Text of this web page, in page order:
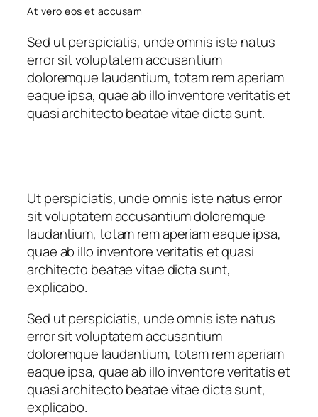
At vero eos et accusam
Sed ut perspiciatis, unde omnis iste natus
error sit voluptatem accusantium
doloremque laudantium, totam rem aperiam
eaque ipsa, quae ab illo inventore veritatis et
quasi architecto beatae vitae dicta sunt.
Ut perspiciatis, unde omnis iste natus error
sit voluptatem accusantium doloremque
laudantium, totam rem aperiam eaque ipsa,
quae ab illo inventore veritatis et quasi
architecto beatae vitae dicta sunt,
explicabo.
Sed ut perspiciatis, unde omnis iste natus
error sit voluptatem accusantium
doloremque laudantium, totam rem aperiam
eaque ipsa, quae ab illo inventore veritatis et
quasi architecto beatae vitae dicta sunt,
explicabo.